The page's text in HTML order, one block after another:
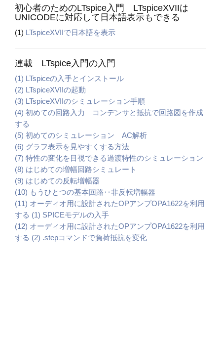
初心者のためのLTspice入門 LTspiceXVIIは
UNICODEに対応して日本語表示もできる
(1) LTspiceXVIIで日本語を表示
連載 LTspice入門の入門
(1) LTspiceの入手とインストール
(2) LTspiceXVIIの起動
(3) LTspiceXVIIのシミュレーション手順
(4) 初めての回路入力 コンデンサと抵抗で回路図を作成
する
(5) 初めてのシミュレーション AC解析
(6) グラフ表示を見やすくする方法
(7) 特性の変化を目視できる過渡特性のシミュレーション
(8) はじめての増幅回路シミュレート
(9) はじめての反転増幅器
(10) もうひとつの基本回路‥非反転増幅器
(11) オーディオ用に設計されたOPアンプOPA1622を利用
する (1) SPICEモデルの入手
(12) オーディオ用に設計されたOPアンプOPA1622を利用
する (2) .stepコマンドで負荷抵抗を変化